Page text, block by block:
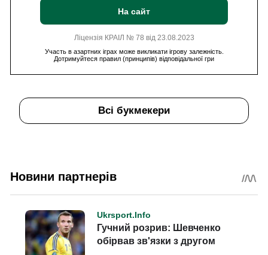
На сайт
Ліцензія КРАІЛ № 78 від 23.08.2023
Участь в азартних іграх може викликати ігрову залежність.
Дотримуйтеся правил (принципів) відповідальної гри
Всі букмекери